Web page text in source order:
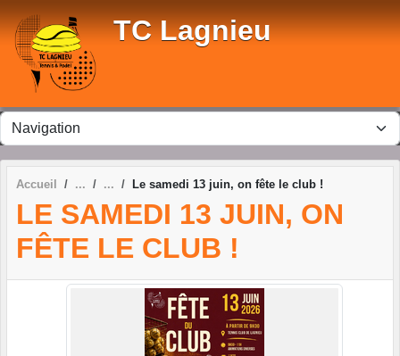
TC Lagnieu
Accueil Le samedi 13 juin, on fête le club !
LE SAMEDI 13 JUIN, ON
FÊTE LE CLUB !